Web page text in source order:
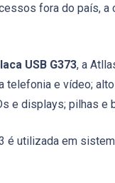
fora do país,
USB G373, a
telefonia e vídeo;
e displays; pilhas
é utilizada em